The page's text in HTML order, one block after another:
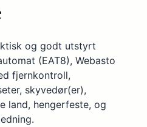
soner: 1
og godt utstyrt
(EAT8), Webasto
fjernkontroll,
skyvedør(er),
land, hengerfeste, og